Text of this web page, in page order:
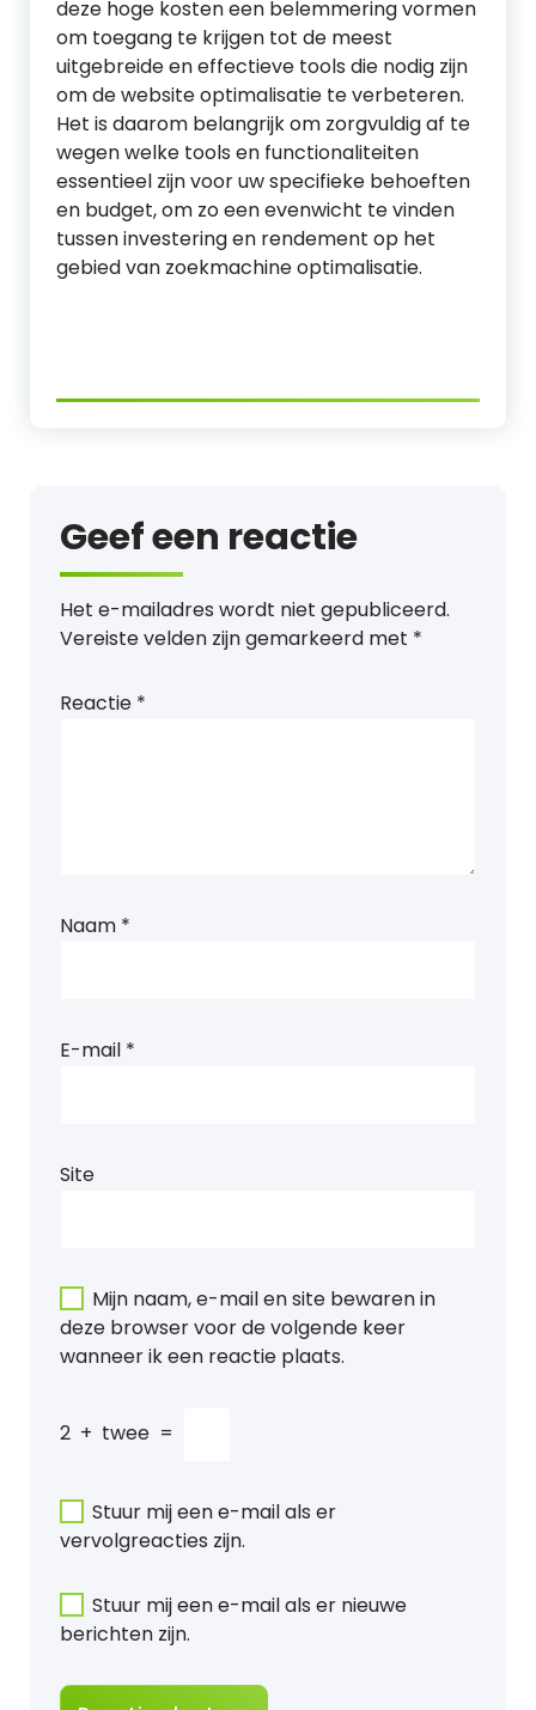
deze hoge kosten een belemmering vormen
om toegang te krijgen tot de meest
uitgebreide en effectieve tools die nodig zijn
om de website optimalisatie te verbeteren.
Het is daarom belangrijk om zorgvuldig af te
wegen welke tools en functionaliteiten
essentieel zijn voor uw specifieke behoeften
en budget, om zo een evenwicht te vinden
tussen investering en rendement op het
gebied van zoekmachine optimalisatie.
Geef een reactie
Het e-mailadres wordt niet gepubliceerd.
Vereiste velden zijn gemarkeerd met *
Reactie *
Naam *
E-mail *
Site
Mijn naam, e-mail en site bewaren in
deze browser voor de volgende keer
wanneer ik een reactie plaats.
2 + twee =
Stuur mij een e-mail als er
vervolgreacties zijn.
Stuur mij een e-mail als er nieuwe
berichten zijn.